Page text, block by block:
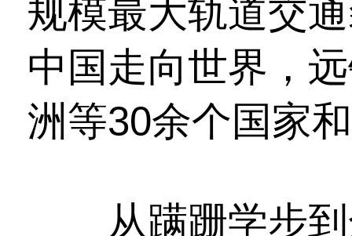
规模最大轨道交
中国走向世界，
洲等30余个国家
从蹒跚学步到